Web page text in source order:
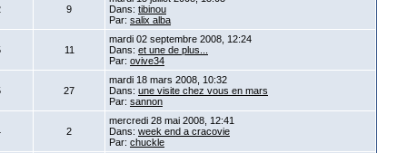
9
Dans: tibinou
Par: salix alba
11
mardi 02 septembre 2008, 12:24
Dans: et une de plus...
Par: ovive34
27
mardi 18 mars 2008, 10:32
Dans: une visite chez vous en mars
Par: sannon
2
mercredi 28 mai 2008, 12:41
Dans: week end a cracovie
Par: chuckle